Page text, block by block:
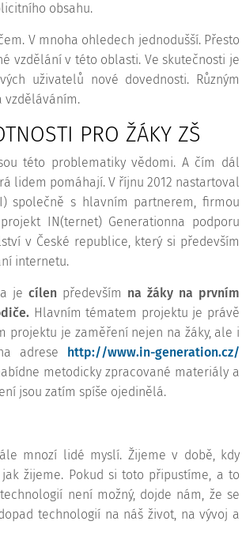
obsahu.
V mnoha ohledech jednodušší. Přesto
vzdělání v této oblasti. Ve skutečnosti je
uživatelů nové dovednosti. Různým
vzděláváním.
PRO ŽÁKY ZŠ
této problematiky vědomi. A čím dál
lidem pomáhají. V říjnu 2012 nastartoval
společně s hlavním partnerem, firmou
IN(ternet) Generationna podporu
v České republice, který si především
internetu.
je cílenpředevším na žáky na prvním
Hlavním tématem projektu je právě
projektu je zaměření nejen na žáky, ale i
adrese http://www.in-generation.cz/
metodicky zpracované materiály a
jsou zatím spíše ojedinělá.
mnozí lidé myslí. Žijeme v době, kdy
žijeme. Pokud si toto připustíme, a to
není možný, dojde nám, že se
technologií na náš život, na vývoj a